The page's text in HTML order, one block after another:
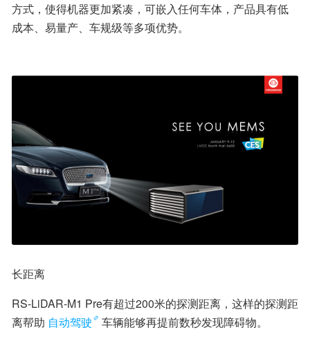
方式，使得机器更加紧凑，可嵌入任何车体，产品具有低
成本、易量产、车规级等多项优势。
长距离
RS-LiDAR-M1 Pre有超过200米的探测距离，这样的探测距
离帮助 自动驾驶 车辆能够再提前数秒发现障碍物。